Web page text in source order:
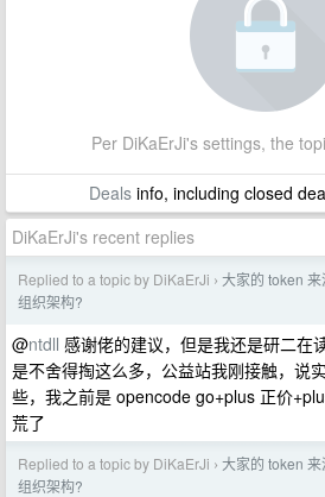
Per DiKaErJi's settings, the
Dealsinfo, including closed
DiKaErJi's recent replies
Replied to a topic by DiKaErJi › 大家的 token
组织架构?
@ntdll 感谢佬的建议，但是我还是研二在
是不舍得掏这么多，公益站我刚接触，说
些，我之前是 opencode go+plus 正价
荒了
Replied to a topic by DiKaErJi › 大家的 token
组织架构?